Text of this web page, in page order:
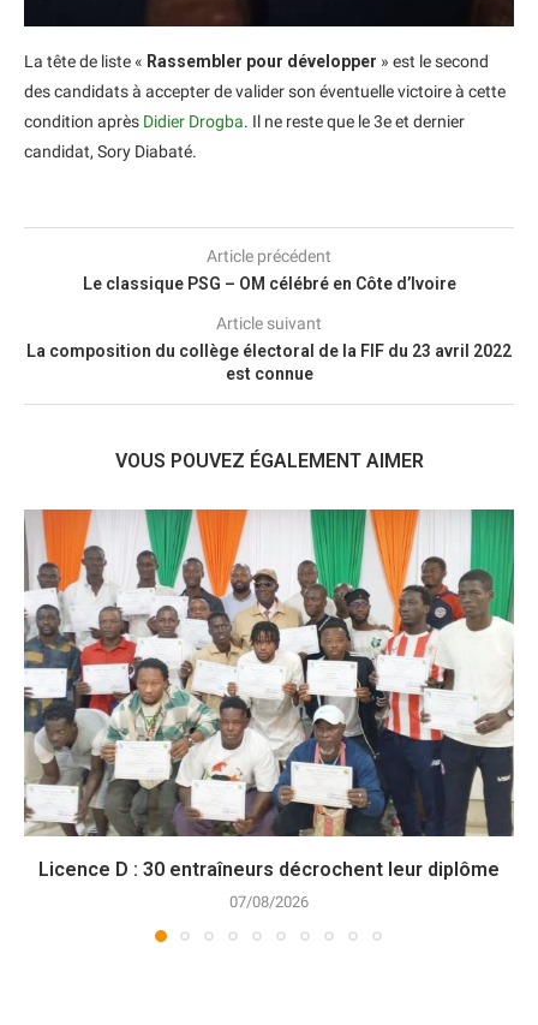
La tête de liste « Rassembler pour développer » est le second
des candidats à accepter de valider son éventuelle victoire à cette
condition après Didier Drogba. Il ne reste que le 3e et dernier
candidat, Sory Diabaté.
Article précédent
Le classique PSG – OM célébré en Côte d’Ivoire
Article suivant
La composition du collège électoral de la FIF du 23 avril 2022
est connue
VOUS POUVEZ ÉGALEMENT AIMER
Licence D : 30 entraîneurs décrochent leur diplôme
07/08/2026